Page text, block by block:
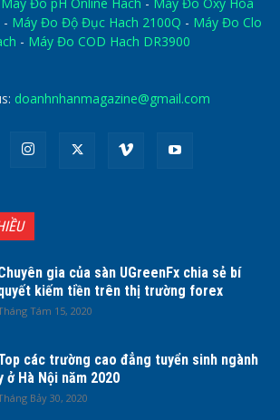
- Máy Đo Độ Đục Hach 2100Q - Máy Đo Clo
- Máy Đo COD Hach DR3900
doanhnhanmagazine@gmail.com
gia của sàn UGreenFx chia sẻ bí
kiếm tiền trên thị trường forex
Tám 15, 2020
các trường cao đẳng tuyển sinh ngành
ở Hà Nội năm 2020
Bảy 30, 2020